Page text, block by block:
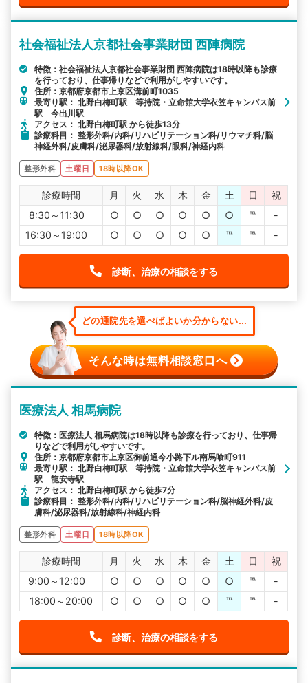
社会福祉法人京都社会事業財団 西陣病院
特徴：社会福祉法人京都社会事業財団 西陣病院は18時以降も診療
を行っており、仕事帰りなどで利用がしやすいです。
住所：京都府京都市上京区溝前町1035
最寄り駅： 北野白梅町駅 等持院・立命館大学衣笠キャンパス前
駅 今出川駅
アクセス： 北野白梅町駅 から徒歩13分
診療科目： 整形外科/内科/リハビリテーション科/リウマチ科/脳
神経外科/皮膚科/泌尿器科/放射線科/眼科/神経内科
整形外科 土曜日 18時以降OK
診療時間 月 火 水 木 金 土 日
祝
8:30～11:30
○ ○ ○ ○ ○ ○ ℡
-
16:30～19:00
○ ○ ○ ○ ○ ℡ ℡ -
診断、治療の相談をする
どの通院先を選べばよいか分からない...
そんな時は無料相談窓口へ
医療法人 相馬病院
特徴：医療法人 相馬病院は18時以降も診療を行っており、仕事帰
りなどで利用がしやすいです。
住所：京都府京都市上京区御前通今小路下ル南馬喰町911
最寄り駅： 北野白梅町駅 等持院・立命館大学衣笠キャンパス前
駅 龍安寺駅
アクセス： 北野白梅町駅 から徒歩7分
診療科目： 整形外科/内科/リハビリテーション科/脳神経外科/皮
膚科/泌尿器科/放射線科/神経内科
整形外科 土曜日 18時以降OK
診療時間 月 火 水 木 金 土 日
祝
9:00～12:00
○ ○ ○ ○ ○ ○ ℡
-
18:00～20:00
○ ○ ○ ○ ○ ℡ ℡ -
診断、治療の相談をする